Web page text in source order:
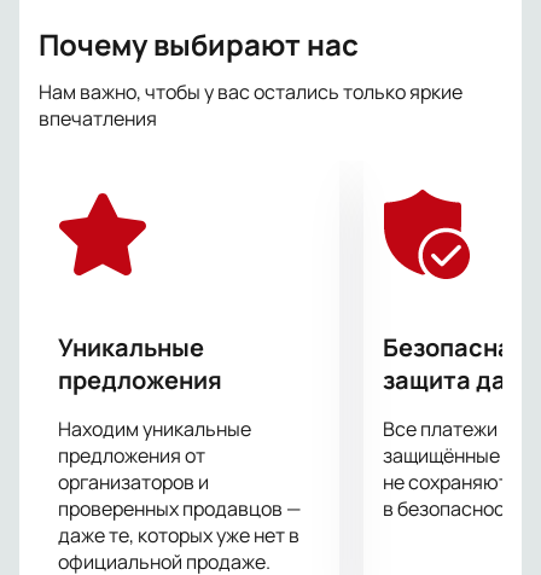
Почему выбирают нас
Нам важно, чтобы у вас остались только яркие
впечатления
Уникальные
предложения
Находим уникальные
предложения от
организаторов и
проверенных продавцов —
даже те, которых уже нет в
официальной продаже.
Безопасная
защита
Все платежи
защищённые
не сохраняются
в безопасности.